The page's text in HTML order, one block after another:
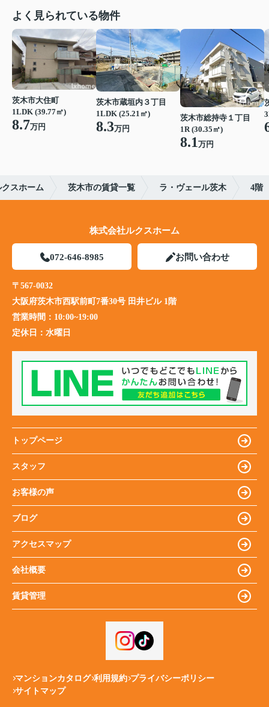
よく見られている物件
茨木市大住町
1LDK (39.77㎡)
8.7万円
茨木市蔵垣内３丁目
1LDK (25.21㎡)
8.3万円
茨木市総持寺１丁目
1R (30.35㎡)
8.1万円
スホーム 茨木市の賃貸一覧 ラ・ヴェール茨木 4階
株式会社ルクスホーム
072-646-8985 お問い合わせ
〒567-0032
大阪府茨木市西駅前町7番30号 田井ビル 1階
営業時間： 10:00~19:00
定休日： 水曜日
トップページ
スタッフ
お客様の声
ブログ
アクセスマップ
会社概要
賃貸管理
マンションカタログ 利用規約 プライバシーポリシー
サイトマップ